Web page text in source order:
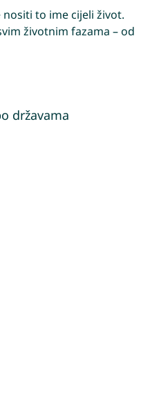
to ime cijeli život.
životnim fazama – od
državama